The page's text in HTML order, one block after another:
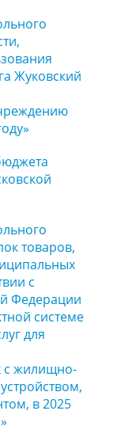
Жуковский
товаров,
с
Федерации
системе
для
с жилищно-
в 2025